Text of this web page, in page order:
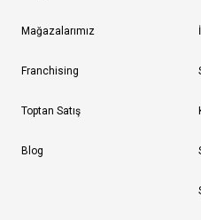
Mağazalarımız
Franchising
Toptan Satış
Blog